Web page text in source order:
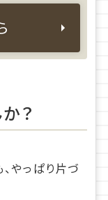
？
やっぱり片づ